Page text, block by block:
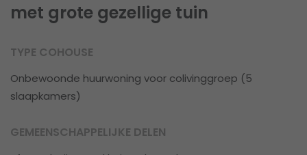
met grote gezellige tuin
TYPE COHOUSE
Onbewoonde huurwoning voor colivinggroep (5
slaapkamers)
GEMEENSCHAPPELIJKE DELEN